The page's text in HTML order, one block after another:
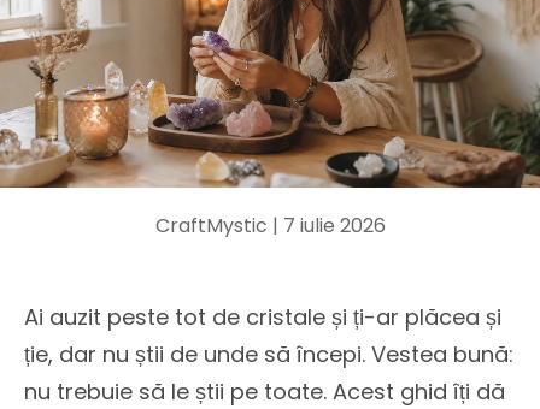
CraftMystic | 7 iulie 2026
Ai auzit peste tot de cristale și ți-ar plăcea și
ție, dar nu știi de unde să începi. Vestea bună:
nu trebuie să le știi pe toate. Acest ghid îți dă